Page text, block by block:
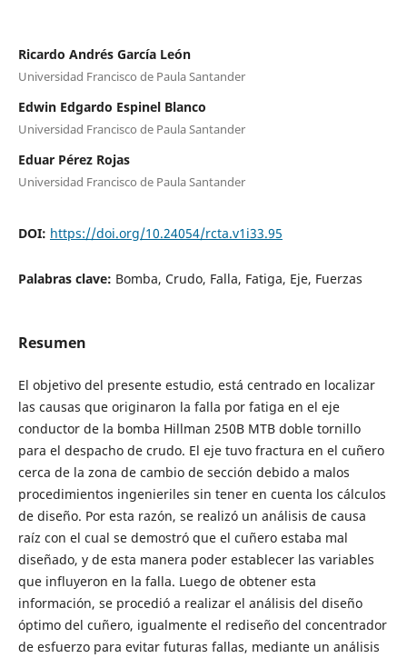
Ricardo Andrés García León
Universidad Francisco de Paula Santander
Edwin Edgardo Espinel Blanco
Universidad Francisco de Paula Santander
Eduar Pérez Rojas
Universidad Francisco de Paula Santander
DOI: https://doi.org/10.24054/rcta.v1i33.95
Palabras clave: Bomba, Crudo, Falla, Fatiga, Eje, Fuerzas
Resumen
El objetivo del presente estudio, está centrado en localizar
las causas que originaron la falla por fatiga en el eje
conductor de la bomba Hillman 250B MTB doble tornillo
para el despacho de crudo. El eje tuvo fractura en el cuñero
cerca de la zona de cambio de sección debido a malos
procedimientos ingenieriles sin tener en cuenta los cálculos
de diseño. Por esta razón, se realizó un análisis de causa
raíz con el cual se demostró que el cuñero estaba mal
diseñado, y de esta manera poder establecer las variables
que influyeron en la falla. Luego de obtener esta
información, se procedió a realizar el análisis del diseño
óptimo del cuñero, igualmente el rediseño del concentrador
de esfuerzo para evitar futuras fallas, mediante un análisis